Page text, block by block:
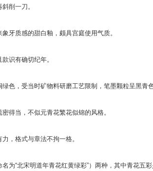
削一刀。
牙质感的甜白釉，颇具宫庭使用气质。
识有确切纪年。
色，受当时矿物料研磨工艺限制，笔墨颗粒呈黑青
得当，不似元青花繁花似锦的风格。
，格式与章法不拘一格。
为“北宋明道年青花红黄绿彩”）两种，其中青花五